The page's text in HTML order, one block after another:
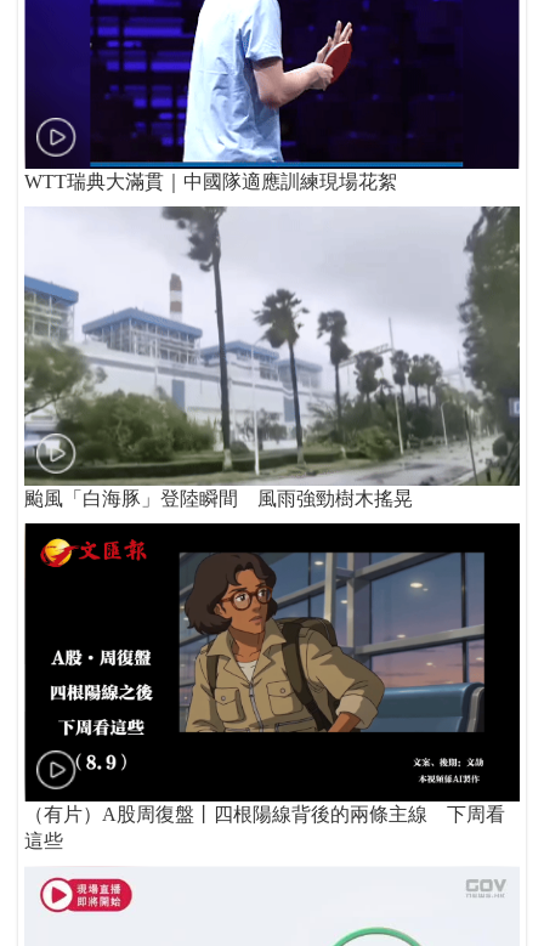
WTT瑞典大滿貫｜中國隊適應訓練現場花絮
颱風「白海豚」登陸瞬間 風雨強勁樹木搖晃
（有片）A股周復盤丨四根陽線背後的兩條主線 下周看
這些